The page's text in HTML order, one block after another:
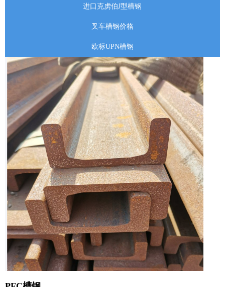
进口克虏伯J型槽钢
叉车槽钢价格
欧标UPN槽钢